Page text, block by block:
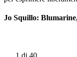
Jo Squillo:
1 di 40